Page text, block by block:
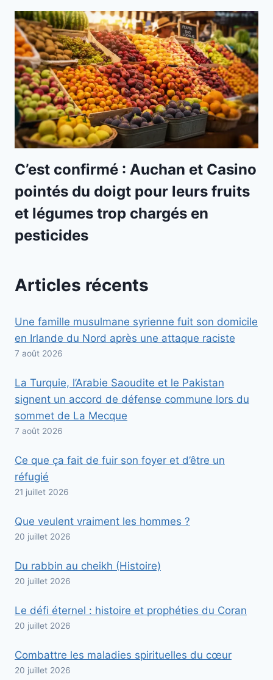
C’est confirmé : Auchan et Casino
pointés du doigt pour leurs fruits
et légumes trop chargés en
pesticides
Articles récents
Une famille musulmane syrienne fuit son domicile
en Irlande du Nord après une attaque raciste
7 août 2026
La Turquie, l’Arabie Saoudite et le Pakistan
signent un accord de défense commune lors du
sommet de La Mecque
7 août 2026
Ce que ça fait de fuir son foyer et d’être un
réfugié
21 juillet 2026
Que veulent vraiment les hommes ?
20 juillet 2026
Du rabbin au cheikh (Histoire)
20 juillet 2026
Le défi éternel : histoire et prophéties du Coran
20 juillet 2026
Combattre les maladies spirituelles du cœur
20 juillet 2026